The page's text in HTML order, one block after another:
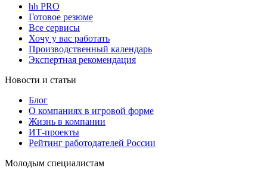
hh PRO
Готовое резюме
Все сервисы
Хочу у вас работать
Производственный календарь
Экспертная рекомендация
Новости и статьи
Блог
О компаниях в игровой форме
Жизнь в компании
ИТ-проекты
Рейтинг работодателей России
Молодым специалистам